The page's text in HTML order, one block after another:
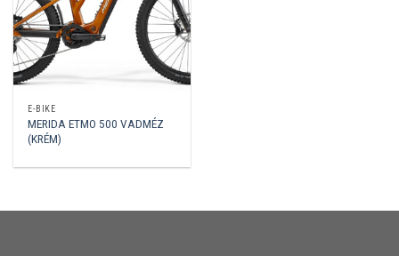
E-BIKE
MERIDA ETMO 500 VADMÉZ
(KRÉM)